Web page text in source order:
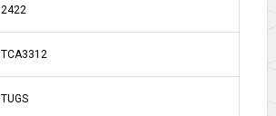
2422
TCA3312
TUGS